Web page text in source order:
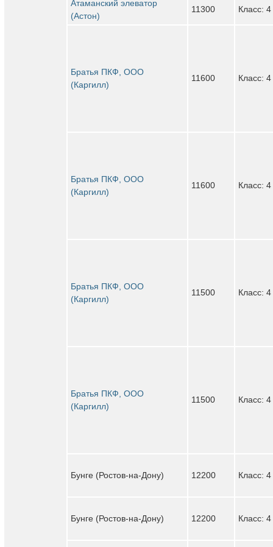
Атаманский элеватор
(Астон)
11300 Класс: 4
Братья ПКФ, ООО
(Каргилл)
11600 Класс: 4
Братья ПКФ, ООО
(Каргилл)
11600 Класс: 4
Братья ПКФ, ООО
(Каргилл)
11500 Класс: 4
Братья ПКФ, ООО
(Каргилл)
11500 Класс: 4
Бунге (Ростов-на-Дону) 12200 Класс: 4
Бунге (Ростов-на-Дону) 12200 Класс: 4